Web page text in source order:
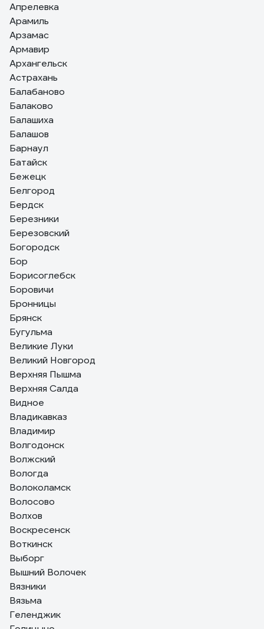
Апрелевка
Арамиль
Арзамас
Армавир
Архангельск
Астрахань
Балабаново
Балаково
Балашиха
Балашов
Барнаул
Батайск
Бежецк
Белгород
Бердск
Березники
Березовский
Богородск
Бор
Борисоглебск
Боровичи
Бронницы
Брянск
Бугульма
Великие Луки
Великий Новгород
Верхняя Пышма
Верхняя Салда
Видное
Владикавказ
Владимир
Волгодонск
Волжский
Вологда
Волоколамск
Волосово
Волхов
Воскресенск
Воткинск
Выборг
Вышний Волочек
Вязники
Вязьма
Геленджик